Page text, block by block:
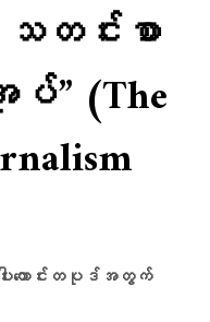
တင်းစာ
” (The
းကောင်းတပုဒ်အတွက်